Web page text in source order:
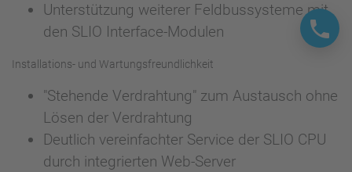
Unterstützung weiterer Feldbussysteme mit
den SLIO Interface-Modulen
Installations- und Wartungsfreundlichkeit
"Stehende Verdrahtung" zum Austausch ohne
Lösen der Verdrahtung
Deutlich vereinfachter Service der SLIO CPU
durch integrierten Web-Server